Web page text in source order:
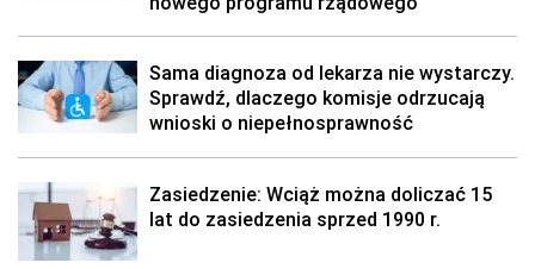
Sama diagnoza od lekarza nie wystarczy.
Sprawdź, dlaczego komisje odrzucają
wnioski o niepełnosprawność
Zasiedzenie: Wciąż można doliczać 15
lat do zasiedzenia sprzed 1990 r.